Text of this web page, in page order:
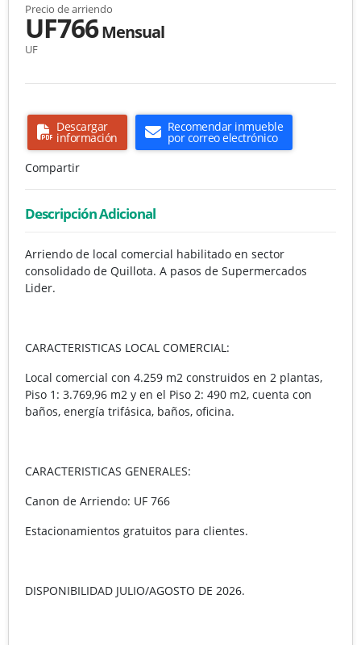
Precio de arriendo
UF766Mensual
UF
Descargar
información
Recomendar inmueble
por correo electrónico
Compartir
Descripción Adicional
Arriendo de local comercial habilitado en sector
consolidado de Quillota. A pasos de Supermercados
Lider.
CARACTERISTICAS LOCAL COMERCIAL:
Local comercial con 4.259 m2 construidos en 2 plantas,
Piso 1: 3.769,96 m2 y en el Piso 2: 490 m2, cuenta con
baños, energía trifásica, baños, oficina.
CARACTERISTICAS GENERALES:
Canon de Arriendo: UF 766
Estacionamientos gratuitos para clientes.
DISPONIBILIDAD JULIO/AGOSTO DE 2026.